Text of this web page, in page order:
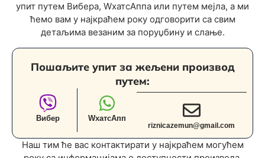
упит путем Вибера, WхатсАппа или путем мејла, а ми
ћемо вам у најкраћем року одговорити са свим
детаљима везаним за поруџбину и слање.
Пошаљите упит за жељени производ
путем:
Вибер WхатсАпп
riznicazemun@gmail.com
Наш тим ће вас контактирати у најкраћем могућем